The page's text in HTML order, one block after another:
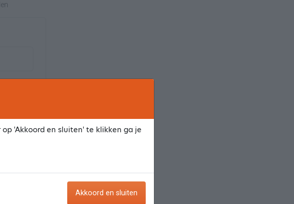
'Akkoord en sluiten' te klikken ga je
Akkoord en sluiten